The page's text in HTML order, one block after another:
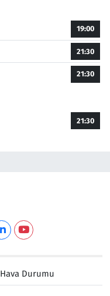
19:00
21:30
21:30
21:30
Hava Durumu